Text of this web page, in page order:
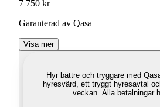
7 750 kr
Garanterad av Qasa
Visa mer
Hyr bättre och tryggare med
hyresvärd, ett tryggt hyresavtal
veckan. Alla betalningar